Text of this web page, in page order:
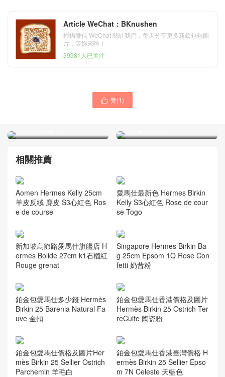
Article WeChat：BKnushen
掃描微信 WeChat 關註我們，每天分享更多新款包包圖
片，等妳來啦！
39981人已关注
 赞(1)
Singapore Hermes Birkin
Singapore Hermes Birkin
相關推薦
Aomen Hermes Kelly 25cm
羊皮反絨 麂皮 S3心紅色 Ros
e de course
愛馬仕最新色 Hermes Birkin
Kelly S3心紅色 Rose de cour
se Togo
新加坡烏節路愛馬仕旗艦店 H
ermes Bolide 27cm k1石榴紅
Rouge grenat
Singapore Hermes Birkin Ba
g 25cm Epsom 1Q Rose Con
fetti 奶昔粉
鉑金包愛馬仕多少錢 Hermès
Birkin 25 Barenia Natural Fa
uve 金扣
鉑金包愛馬仕香港價格及圖片
Hermès Birkin 25 Ostrich Ter
reCuite 陶瓷粉
鉑金包愛馬仕價格及圖片Her
mès Birkin 25 Sellier Ostrich
Parchemin 羊毛白
鉑金包愛馬仕香港臺灣價格 H
ermès Birkin 25 Sellier Epso
m 7N Celeste 天藍色